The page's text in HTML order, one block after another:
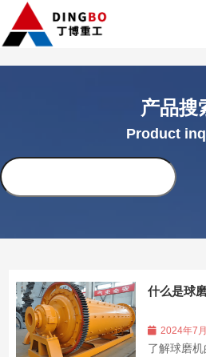
产品搜
Product
什么是球
2024年7
了解球磨